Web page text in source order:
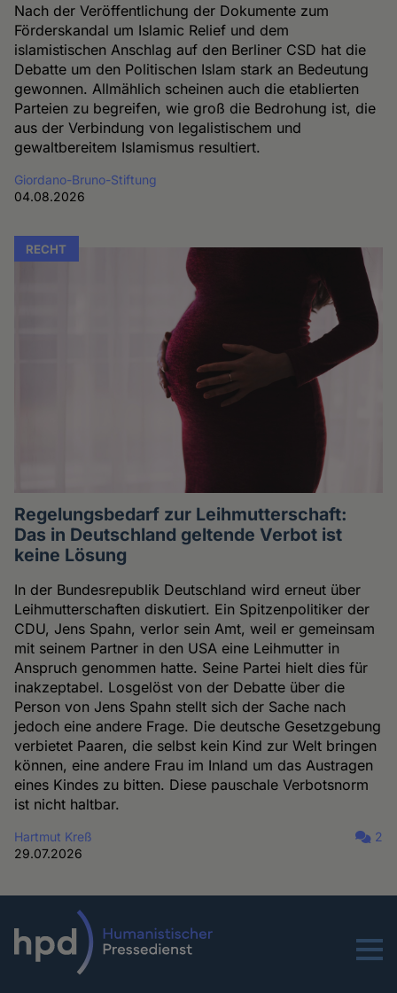
Nach der Veröffentlichung der Dokumente zum
Förderskandal um Islamic Relief und dem
islamistischen Anschlag auf den Berliner CSD hat die
Debatte um den Politischen Islam stark an Bedeutung
gewonnen. Allmählich scheinen auch die etablierten
Parteien zu begreifen, wie groß die Bedrohung ist, die
aus der Verbindung von legalistischem und
gewaltbereitem Islamismus resultiert.
Giordano-Bruno-Stiftung
04.08.2026
RECHT
Regelungsbedarf zur Leihmutterschaft:
Das in Deutschland geltende Verbot ist
keine Lösung
In der Bundesrepublik Deutschland wird erneut über
Leihmutterschaften diskutiert. Ein Spitzenpolitiker der
CDU, Jens Spahn, verlor sein Amt, weil er gemeinsam
mit seinem Partner in den USA eine Leihmutter in
Anspruch genommen hatte. Seine Partei hielt dies für
inakzeptabel. Losgelöst von der Debatte über die
Person von Jens Spahn stellt sich der Sache nach
jedoch eine andere Frage. Die deutsche Gesetzgebung
verbietet Paaren, die selbst kein Kind zur Welt bringen
können, eine andere Frau im Inland um das Austragen
eines Kindes zu bitten. Diese pauschale Verbotsnorm
ist nicht haltbar.
Hartmut Kreß
29.07.2026
2
Menu